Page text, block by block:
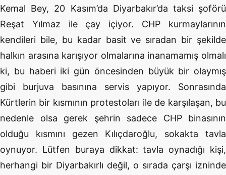
Kemal Bey, 20 Kasım’da Diyarbakır’da taksi şoförü
Reşat Yılmaz ile çay içiyor. CHP kurmaylarının
kendileri bile, bu kadar basit ve sıradan bir şekilde
halkın arasına karışıyor olmalarına inanamamış olmalı
ki, bu haberi iki gün öncesinden büyük bir olaymış
gibi burjuva basınına servis yapıyor. Sonrasında
Kürtlerin bir kısmının protestoları ile de karşılaşan, bu
nedenle olsa gerek şehrin sadece CHP binasının
olduğu kısmını gezen Kılıçdaroğlu, sokakta tavla
oynuyor. Lütfen buraya dikkat: tavla oynadığı kişi,
herhangi bir Diyarbakırlı değil, o sırada çarşı izninde